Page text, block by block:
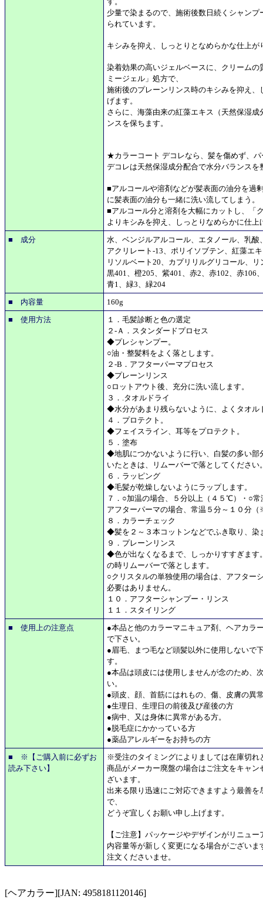
少量で染まるので、施術後数日続くシャン
られています。
キシみを抑え、しっとりとなめらかな仕上が
染着効果の高いジェルベースに、クリームの
ミージェル」処方で、
施術後のプレーンリンス時のキシみを抑え、
げます。
さらに、海藻由来の紅藻エキス（天然保湿
ンスを保ちます。
★カラーコート デコレなら、髪を傷めず、
デコレは天然保湿成分配合で水分バランスを
■アルコールや溶剤などが髪表面の油分を過
に髪表面の油分も一緒に洗い流してしまう。
■アルコール分と溶剤を大幅にカットし、「
よりキシみを抑え、しっとりなめらかに仕上
■ 成分
水、ベンジルアルコール、エタノール、乳酸
アクリレート-13、ポリイソブテン、紅藻エ
リソルベート20、カプリリルグリコール、
黒401、橙205、紫401、赤2、赤102、赤106
青1、緑3、緑204
■ 内容量
160g
■ 使用方法
１．毛髪診断と色の選定
２-Ａ．スタンダードプロセス
◆プレシャンプー。
○油・整髪料をよく落とします。
２-B．アフターパーマプロセス
◆プレーンリンス
○ロットアウト後、充分に洗い流します。
３．.タオルドライ
◆水分があまり残らないように、よくタオル
４．プロテクト。
◆フェイスライン、耳等をプロテクト。
５．塗布
◆地肌につかないように行い、白髪の多い
いたときは、リムーバーで落としてください
６．ラッピング
◆毛髪が乾燥しないようにラップします。
７．○加温の場合、５分以上（４５℃）・○
アフターパーマの場合、常温５分～１０分
８．カラーチェック
◆髪を２～３本コットンなどでふき取り、染
９．プレーンリンス
◆色が出なくなるまで、しっかりすすぎます
の時リムーバーで落とします。
○クリスタルの単独使用の場合は、アフター
必要はありません。
１０．アフターシャンプー・リンス
１１．スタイリング
■ 使用上の注意点
●本品と他のカラーマニキュア剤、ヘアカラ
で下さい。
●眉毛、まつ毛など頭髪以外に使用しないで
す。
●本品は頭皮には使用しませんが念のため、
い。
●頭皮、顔、首筋にはれもの、傷、皮膚の異
●生理日、生理日の前後及び産後の方
●病中、又は身体に異常がある方。
●脱毛症にかかっている方
●薬品アレルギーをお持ちの方
■ ※【ご購入前に必ずお
読み下さい】
※受注のタイミングによりましては在庫切れ
商品がメーカー廃盤の場合はご注文をキャン
ざいます。
出来る限り迅速にご対応できますよう最善を
で、
どうぞ宜しくお願い申し上げます。
【ご注意】パッケージやデザインがリニュ
内容量等が新しく変更になる場合がござい
注文くださいませ。
[ヘアカラー][JAN: 4958181120146]